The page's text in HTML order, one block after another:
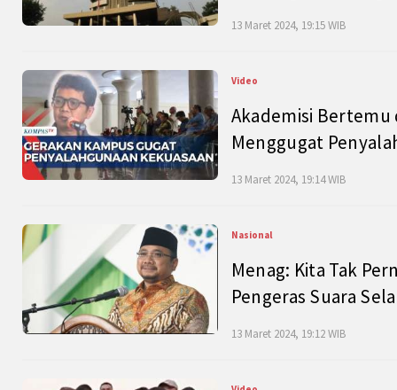
13 Maret 2024, 19:15 WIB
Video
Akademisi Bertemu
Menggugat
13 Maret 2024, 19:14 WIB
Nasional
Menag: Kita Tak
Pengeras Suara
13 Maret 2024, 19:12 WIB